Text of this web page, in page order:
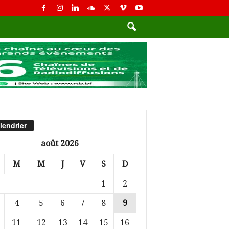
août 2026
M M J V S D
1
2
4
5 6 7 8
9
11
12 13 14 15 16